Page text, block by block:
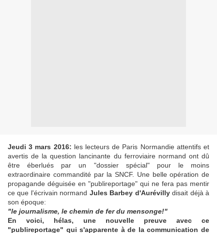
Jeudi 3 mars 2016: les lecteurs de Paris Normandie attentifs et
avertis de la question lancinante du ferroviaire normand ont dû
être éberlués par un "dossier spécial" pour le moins
extraordinaire commandité par la SNCF. Une belle opération de
propagande déguisée en "publireportage" qui ne fera pas mentir
ce que l'écrivain normand Jules Barbey d'Aurévillydisait déjà à
son époque:
"le journalisme, le chemin de fer du mensonge!"
En voici, hélas, une nouvelle preuve avec ce
"publireportage" qui s'apparente à de la communication de